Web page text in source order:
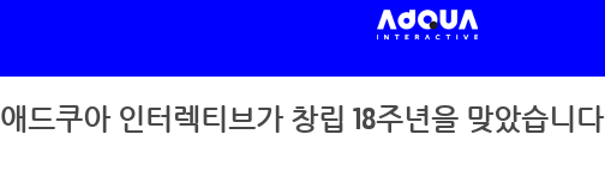
애드쿠아 인터렉티브가 창립 18주년을 맞았습니다